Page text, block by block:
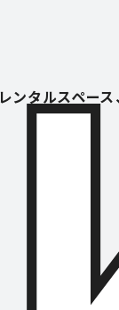
ンタルスペース